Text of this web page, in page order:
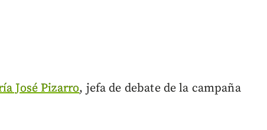
José Pizarro, jefa de debate de la campaña